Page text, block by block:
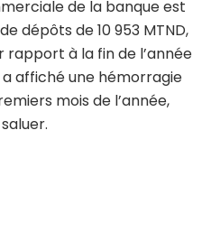
de la banque est
dépôts de 10 953 MTND,
rapport à la fin de l’année
a affiché une hémorragie
mois de l’année,